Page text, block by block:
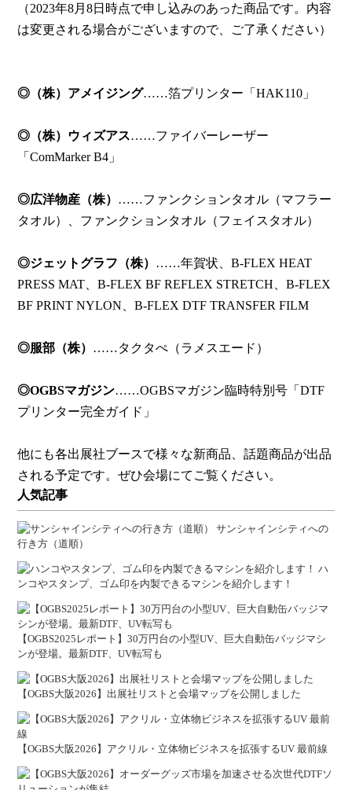
（2023年8月8日時点で申し込みのあった商品です。内容
は変更される場合がございますので、ご了承ください）
◎（株）アメイジング……箔プリンター「HAK110」
◎（株）ウィズアス……ファイバーレーザー
「ComMarker B4」
◎広洋物産（株） ……ファンクションタオル（マフラー
タオル）、ファンクションタオル（フェイスタオル）
◎ジェットグラフ（株） ……年賀状、B-FLEX HEAT
PRESS MAT、B-FLEX BF REFLEX STRETCH、B-FLEX
BF PRINT NYLON、B-FLEX DTF TRANSFER FILM
◎服部（株） ……タクタぺ（ラメスエード）
◎OGBSマガジン……OGBSマガジン臨時特別号「DTF
プリンター完全ガイド」
他にも各出展社ブースで様々な新商品、話題商品が出品
される予定です。ぜひ会場にてご覧ください。
人気記事
サンシャインシティへの
行き方（道順）
ハ
ンコやスタンプ、ゴム印を内製できるマシンを紹介します！
【OGBS2025レポート】30万円台の小型UV、巨大自動缶バッジマシ
ンが登場。最新DTF、UV転写も
【OGBS大阪2026】出展社リストと会場マップを公開しました
【OGBS大阪2026】アクリル・立体物ビジネスを拡張するUV 最前線